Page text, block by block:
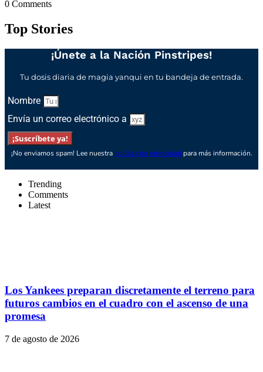
0 Comments
Top Stories
¡Únete a la Nación Pinstripes!
Tu dosis diaria de magia yanqui en tu bandeja de entrada.
Nombre
Envía un correo electrónico a
¡Suscríbete ya!
¡No enviamos spam! Lee nuestra política de privacidad para más información.
Trending
Comments
Latest
Los Yankees preparan discretamente el terreno para
futuros cambios en el cuadro con el ascenso de una
promesa
7 de agosto de 2026